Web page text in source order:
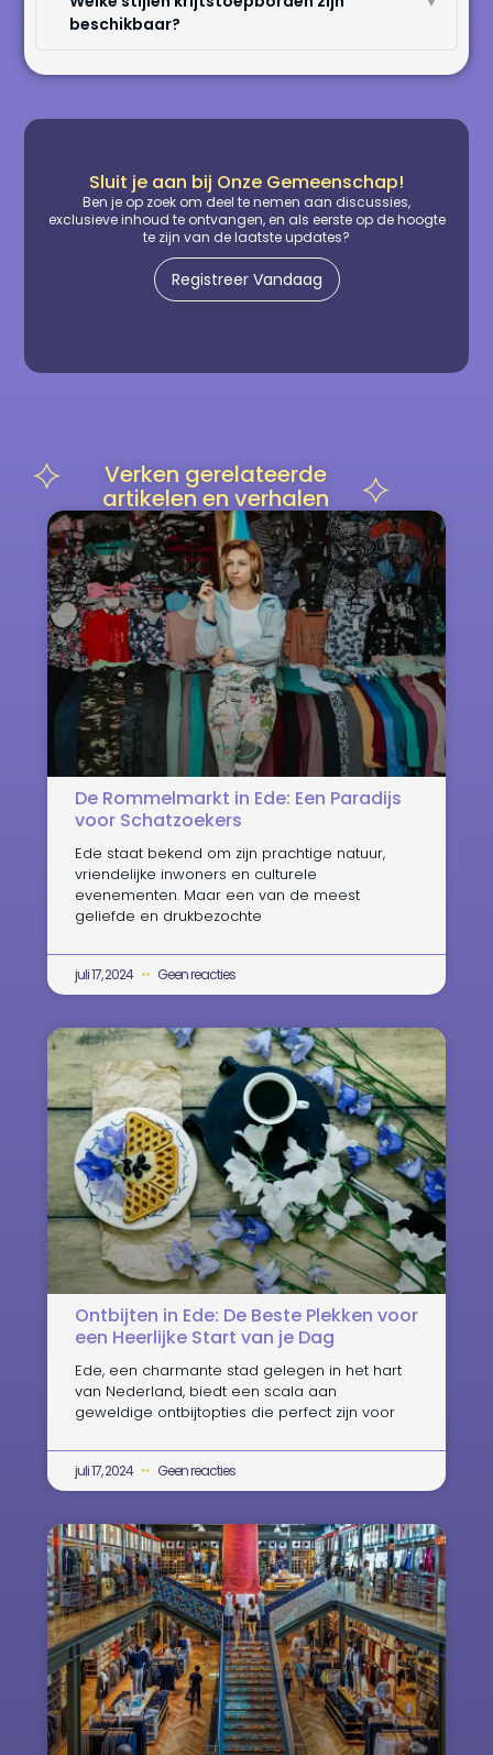
beschikbaar?
Sluit je aan bij Onze Gemeenschap!
Ben je op zoek om deel te nemen aan discussies,
exclusieve inhoud te ontvangen, en als eerste op de hoogte
te zijn van de laatste updates?
Registreer Vandaag
Verken gerelateerde
artikelen en verhalen
De Rommelmarkt in Ede: Een Paradijs
voor Schatzoekers
Ede staat bekend om zijn prachtige natuur,
vriendelijke inwoners en culturele
evenementen. Maar een van de meest
geliefde en drukbezochte
juli 17, 2024 Geen reacties
Ontbijten in Ede: De Beste Plekken voor
een Heerlijke Start van je Dag
Ede, een charmante stad gelegen in het hart
van Nederland, biedt een scala aan
geweldige ontbijtopties die perfect zijn voor
juli 17, 2024 Geen reacties